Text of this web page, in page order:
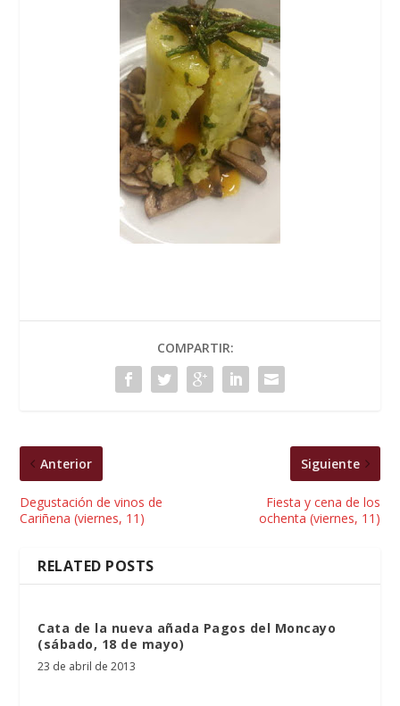
COMPARTIR:
Anterior
Degustación de vinos de
Cariñena (viernes, 11)
Siguiente
Fiesta y cena de los
ochenta (viernes, 11)
RELATED POSTS
Cata de la nueva añada Pagos del Moncayo
(sábado, 18 de mayo)
23 de abril de 2013